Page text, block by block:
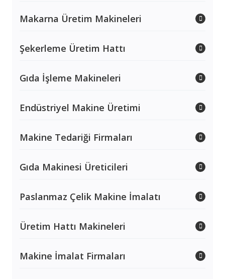
Makarna Üretim Makineleri
Şekerleme Üretim Hattı
Gıda İşleme Makineleri
Endüstriyel Makine Üretimi
Makine Tedariği Firmaları
Gıda Makinesi Üreticileri
Paslanmaz Çelik Makine İmalatı
Üretim Hattı Makineleri
Makine İmalat Firmaları